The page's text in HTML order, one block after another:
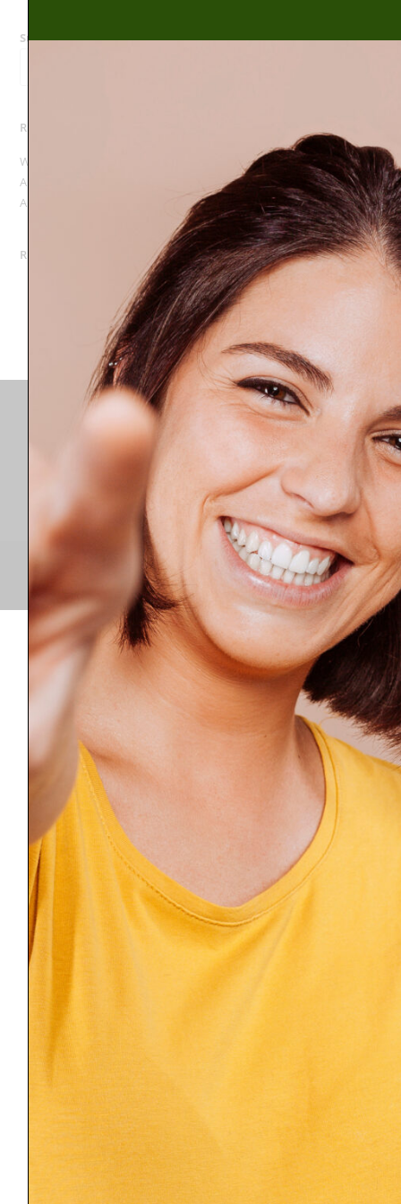
Suchen
Recent Posts
Weihnachtsmarkt 2024
Abend der Offenen Baustelle in Bad Urach
Abend der offenen Baustelle
Recent Comments
Es sind keine Kommentare vorhanden.
Über uns Impressum Datenschutz
Copyright - WordPress Theme by OceanWP